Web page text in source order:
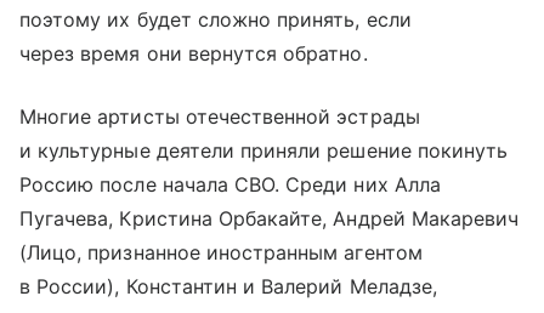
поэтому их будет сложно принять, если
через время они вернутся обратно.
Многие артисты отечественной эстрады
и культурные деятели приняли решение покинуть
Россию после начала СВО. Среди них Алла
Пугачева, Кристина Орбакайте, Андрей Макаревич
(Лицо, признанное иностранным агентом
в России), Константин и Валерий Меладзе,